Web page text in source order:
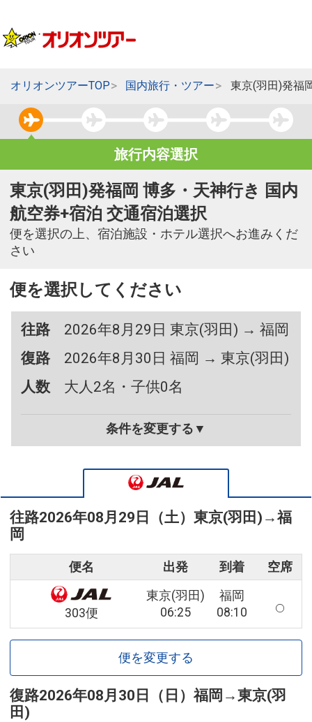
オリオンツアーTOP 国内旅行・ツアー 東京(羽田)発福
旅行内容選択
東京(羽田)発福岡 博多・天神行き 国内
航空券+宿泊 交通宿泊選択
便を選択の上、宿泊施設・ホテル選択へお進みくだ
さい
便を選択してください
往路
2026年8月29日 東京(羽田) → 福岡
復路
2026年8月30日 福岡 → 東京(羽田)
人数
大人2名・子供0名
条件を変更する▼
往路2026年08月29日（土） 東京(羽田) →福
岡
便名 出発 到着 空席
303便
東京(羽田)
06:25
福岡
08:10
便を変更する
復路2026年08月30日（日）福岡 →東京(羽
田)